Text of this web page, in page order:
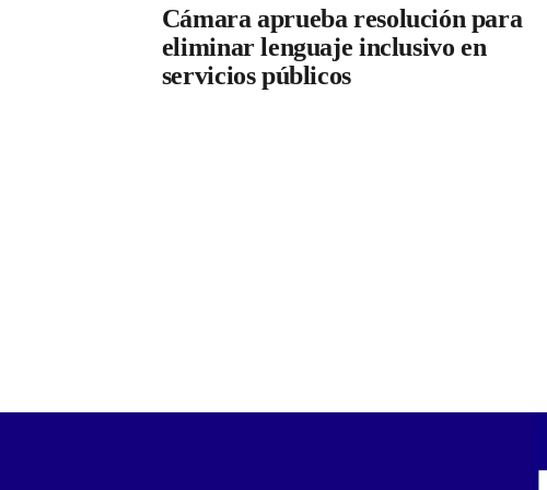
Cámara aprueba resolución para
eliminar lenguaje inclusivo en
servicios públicos